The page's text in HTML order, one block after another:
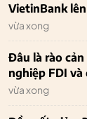
VietinBank
vừa xong
Đâu là rào
nghiệp FDI
vừa xong